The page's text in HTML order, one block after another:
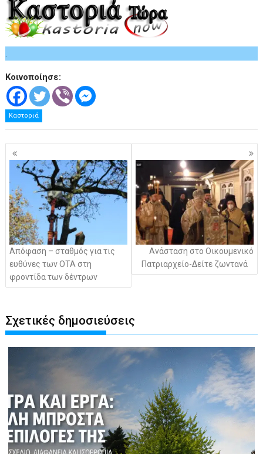
.
Κοινοποίησε:
Καστοριά
Πλοήγηση
άρθρων
Απόφαση – σταθμός για τις
ευθύνες των ΟΤΑ στη
φροντίδα των δέντρων
Ανάσταση στο Οικουμενικό
Πατριαρχείο-Δείτε ζωντανά
Σχετικές δημοσιεύσεις